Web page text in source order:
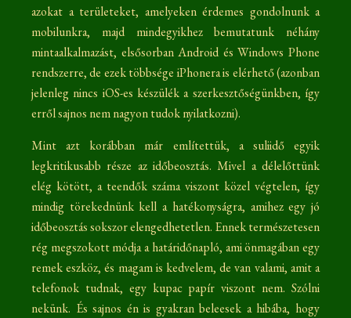
azokat a területeket, amelyeken érdemes gondolnunk a
mobilunkra, majd mindegyikhez bemutatunk néhány
mintaalkalmazást, elsősorban Android és Windows Phone
rendszerre, de ezek többsége iPhonera is elérhető (azonban
jelenleg nincs iOS-es készülék a szerkesztőségünkben, így
erről sajnos nem nagyon tudok nyilatkozni).
Mint azt korábban már említettük, a suliidő egyik
legkritikusabb része az időbeosztás. Mivel a délelőttünk
elég kötött, a teendők száma viszont közel végtelen, így
mindig törekednünk kell a hatékonyságra, amihez egy jó
időbeosztás sokszor elengedhetetlen. Ennek természetesen
rég megszokott módja a határidőnapló, ami önmagában egy
remek eszköz, és magam is kedvelem, de van valami, amit a
telefonok tudnak, egy kupac papír viszont nem. Szólni
nekünk. És sajnos én is gyakran beleesek a hibába, hogy